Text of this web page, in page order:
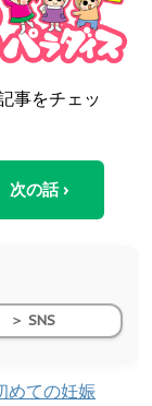
事をチェッ
次の話 ›
＞ SNS
めての妊娠